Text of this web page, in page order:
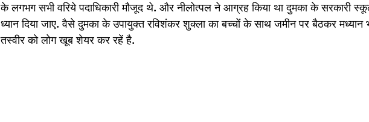
के लगभग सभी वरिये पदाधिकारी मौजूद थे. और नीलोत्पल ने आग्रह किया था दुमका के सरकारी
ध्यान दिया जाए. वैसे दुमका के उपायुक्त रविशंकर शुक्ला का बच्चों के साथ जमीन पर बैठकर मध्यान
तस्वीर को लोग खूब शेयर कर रहें है.